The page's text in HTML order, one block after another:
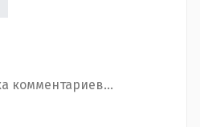
комментариев...